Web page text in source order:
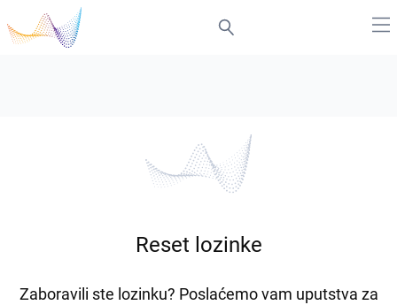
Reset lozinke
Zaboravili ste lozinku? Poslaćemo vam uputstva za